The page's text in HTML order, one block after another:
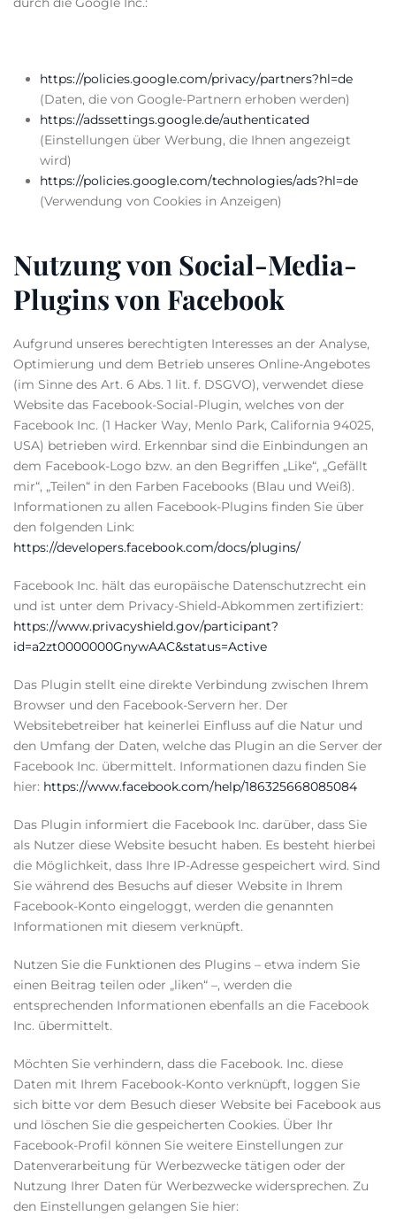
https://policies.google.com/privacy/partners?hl=de
(Daten, die von Google-Partnern erhoben werden)
https://adssettings.google.de/authenticated
(Einstellungen über Werbung, die Ihnen angezeigt
wird)
https://policies.google.com/technologies/ads?hl=de
(Verwendung von Cookies in Anzeigen)
Nutzung von Social-Media-
Plugins von Facebook
Aufgrund unseres berechtigten Interesses an der Analyse,
Optimierung und dem Betrieb unseres Online-Angebotes
(im Sinne des Art. 6 Abs. 1 lit. f. DSGVO), verwendet diese
Website das Facebook-Social-Plugin, welches von der
Facebook Inc. (1 Hacker Way, Menlo Park, California 94025,
USA) betrieben wird. Erkennbar sind die Einbindungen an
dem Facebook-Logo bzw. an den Begriffen „Like“, „Gefällt
mir“, „Teilen“ in den Farben Facebooks (Blau und Weiß).
Informationen zu allen Facebook-Plugins finden Sie über
den folgenden Link:
https://developers.facebook.com/docs/plugins/
Facebook Inc. hält das europäische Datenschutzrecht ein
und ist unter dem Privacy-Shield-Abkommen zertifiziert:
https://www.privacyshield.gov/participant?
id=a2zt0000000GnywAAC&status=Active
Das Plugin stellt eine direkte Verbindung zwischen Ihrem
Browser und den Facebook-Servern her. Der
Websitebetreiber hat keinerlei Einfluss auf die Natur und
den Umfang der Daten, welche das Plugin an die Server der
Facebook Inc. übermittelt. Informationen dazu finden Sie
hier: https://www.facebook.com/help/186325668085084
Das Plugin informiert die Facebook Inc. darüber, dass Sie
als Nutzer diese Website besucht haben. Es besteht hierbei
die Möglichkeit, dass Ihre IP-Adresse gespeichert wird. Sind
Sie während des Besuchs auf dieser Website in Ihrem
Facebook-Konto eingeloggt, werden die genannten
Informationen mit diesem verknüpft.
Nutzen Sie die Funktionen des Plugins – etwa indem Sie
einen Beitrag teilen oder „liken“ –, werden die
entsprechenden Informationen ebenfalls an die Facebook
Inc. übermittelt.
Möchten Sie verhindern, dass die Facebook. Inc. diese
Daten mit Ihrem Facebook-Konto verknüpft, loggen Sie
sich bitte vor dem Besuch dieser Website bei Facebook aus
und löschen Sie die gespeicherten Cookies. Über Ihr
Facebook-Profil können Sie weitere Einstellungen zur
Datenverarbeitung für Werbezwecke tätigen oder der
Nutzung Ihrer Daten für Werbezwecke widersprechen. Zu
den Einstellungen gelangen Sie hier: